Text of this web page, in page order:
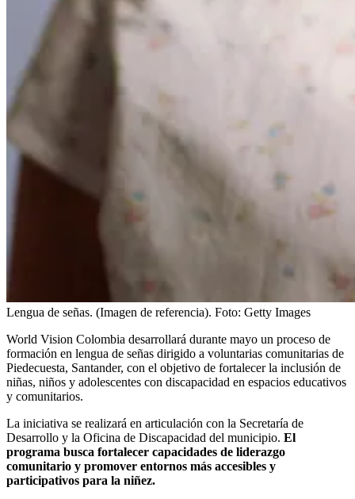
Lengua de señas. (Imagen de referencia). Foto: Getty Images
World Vision Colombia desarrollará durante mayo un proceso de
formación en lengua de señas dirigido a voluntarias comunitarias de
Piedecuesta, Santander, con el objetivo de fortalecer la inclusión de
niñas, niños y adolescentes con discapacidad en espacios educativos
y comunitarios.
La iniciativa se realizará en articulación con la Secretaría de
Desarrollo y la Oficina de Discapacidad del municipio. El
programa busca fortalecer capacidades de liderazgo
comunitario y promover entornos más accesibles y
participativos para la niñez.